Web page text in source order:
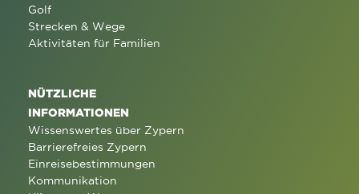
Golf
Strecken & Wege
Aktivitäten für Familien
NÜTZLICHE
INFORMATIONEN
Wissenswertes über Zypern
Barrierefreies Zypern
Einreisebestimmungen
Kommunikation